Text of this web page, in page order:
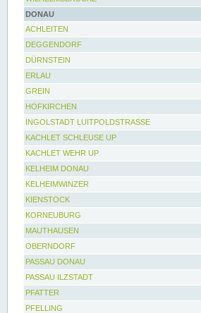
DONAU
ACHLEITEN
DEGGENDORF
DÜRNSTEIN
ERLAU
GREIN
HOFKIRCHEN
INGOLSTADT LUITPOLDSTRASSE
KACHLET SCHLEUSE UP
KACHLET WEHR UP
KELHEIM DONAU
KELHEIMWINZER
KIENSTOCK
KORNEUBURG
MAUTHAUSEN
OBERNDORF
PASSAU DONAU
PASSAU ILZSTADT
PFATTER
PFELLING